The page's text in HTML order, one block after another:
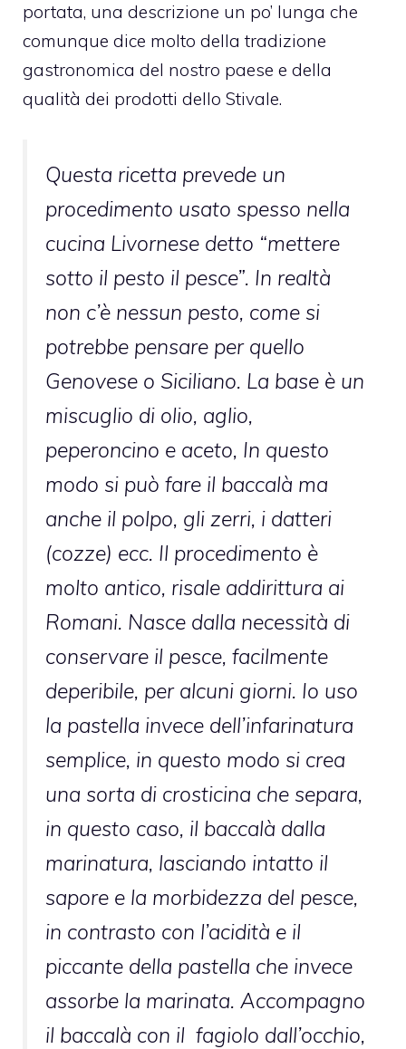
portata, una descrizione un po’ lunga che
comunque dice molto della tradizione
gastronomica del nostro paese e della
qualità dei prodotti dello Stivale.
Questa ricetta prevede un
procedimento usato spesso nella
cucina Livornese detto “mettere
sotto il pesto il pesce”. In realtà
non c’è nessun pesto, come si
potrebbe pensare per quello
Genovese o Siciliano. La base è un
miscuglio di olio, aglio,
peperoncino e aceto, In questo
modo si può fare il baccalà ma
anche il polpo, gli zerri, i datteri
(cozze) ecc. Il procedimento è
molto antico, risale addirittura ai
Romani. Nasce dalla necessità di
conservare il pesce, facilmente
deperibile, per alcuni giorni. Io uso
la pastella invece dell’infarinatura
semplice, in questo modo si crea
una sorta di crosticina che separa,
in questo caso, il baccalà dalla
marinatura, lasciando intatto il
sapore e la morbidezza del pesce,
in contrasto con l’acidità e il
piccante della pastella che invece
assorbe la marinata. Accompagno
il baccalà con il fagiolo dall’occhio,